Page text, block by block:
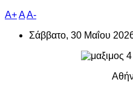
A+AA-
Σάββατο, 30 Μαΐου